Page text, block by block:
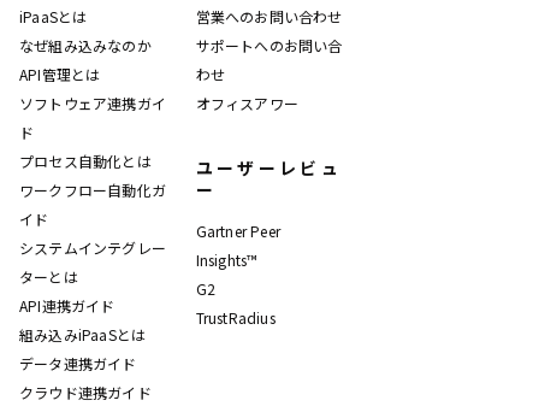
iPaaSとは
なぜ組み込みなのか
API管理とは
ソフトウェア連携ガイ
ド
プロセス自動化とは
ワークフロー自動化ガ
イド
システムインテグレー
ターとは
API連携ガイド
組み込みiPaaSとは
データ連携ガイド
クラウド連携ガイド
営業へのお問い合わせ
サポートへのお問い合
わせ
オフィスアワー
ユーザーレビュ
ー
Gartner Peer
Insights™
G2
TrustRadius